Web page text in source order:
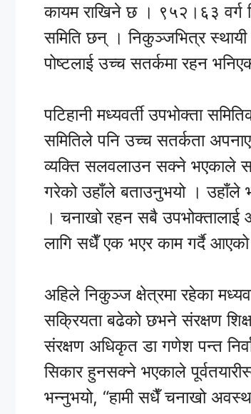
कायम राखिने छ । ९५२।६३ वर्ग
समिति छन् । निकुञ्जभित्र
पोष्टलाई उच्च सतर्कमा रहन
पटिहानी मध्यवर्ती उपभोक्ता
समितिले पनि उच्च सतर्कता
व्यक्ति सलवलाउन सक्ने भएकाले
गरेको उहाँले बताउनुभयो । उहाँले
। चनाखो रहन सबै
लागि सधैँ एक भएर काम गर्दै
अहिले निकुञ्ज क्षेत्रमा रहेका
सक्रियता बढेको छभने संरक्षण
संरक्षण अधिकृत डा गणेश पन्त
सिकार हुनसक्ने भएकाले
भन्नुभयो, “हामी सधैँ चनाखो